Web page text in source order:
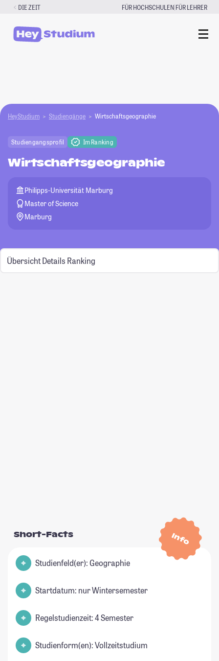
Zum
springen
DIE ZEIT FÜR HOCHSCHULEN|FÜR LEHRER
HeyStudium Studiengänge Wirtschaftsgeographie
Studiengangsprofil Im Ranking
Wirtschaftsgeographie
Philipps-Universität Marburg
Master of Science
Marburg
Übersicht Details Ranking
Info
Short-Facts
Studienfeld(er): Geographie
Startdatum: nur Wintersemester
Regelstudienzeit: 4 Semester
Studienform(en): Vollzeitstudium